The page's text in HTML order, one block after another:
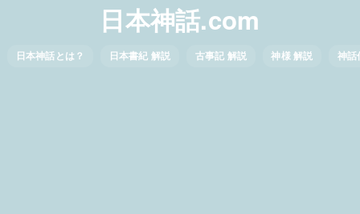
日本神話.com
日本神話とは？ 日本書紀 解説 古事記 解説 神様 解説 神話